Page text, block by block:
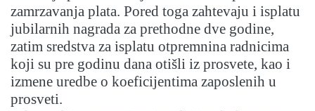
zamrzavanja plata. Pored toga zahtevaju i isplatu
jubilarnih nagrada za prethodne dve godine,
zatim sredstva za isplatu otpremnina radnicima
koji su pre godinu dana otišli iz prosvete, kao i
izmene uredbe o koeficijentima zaposlenih u
prosveti.